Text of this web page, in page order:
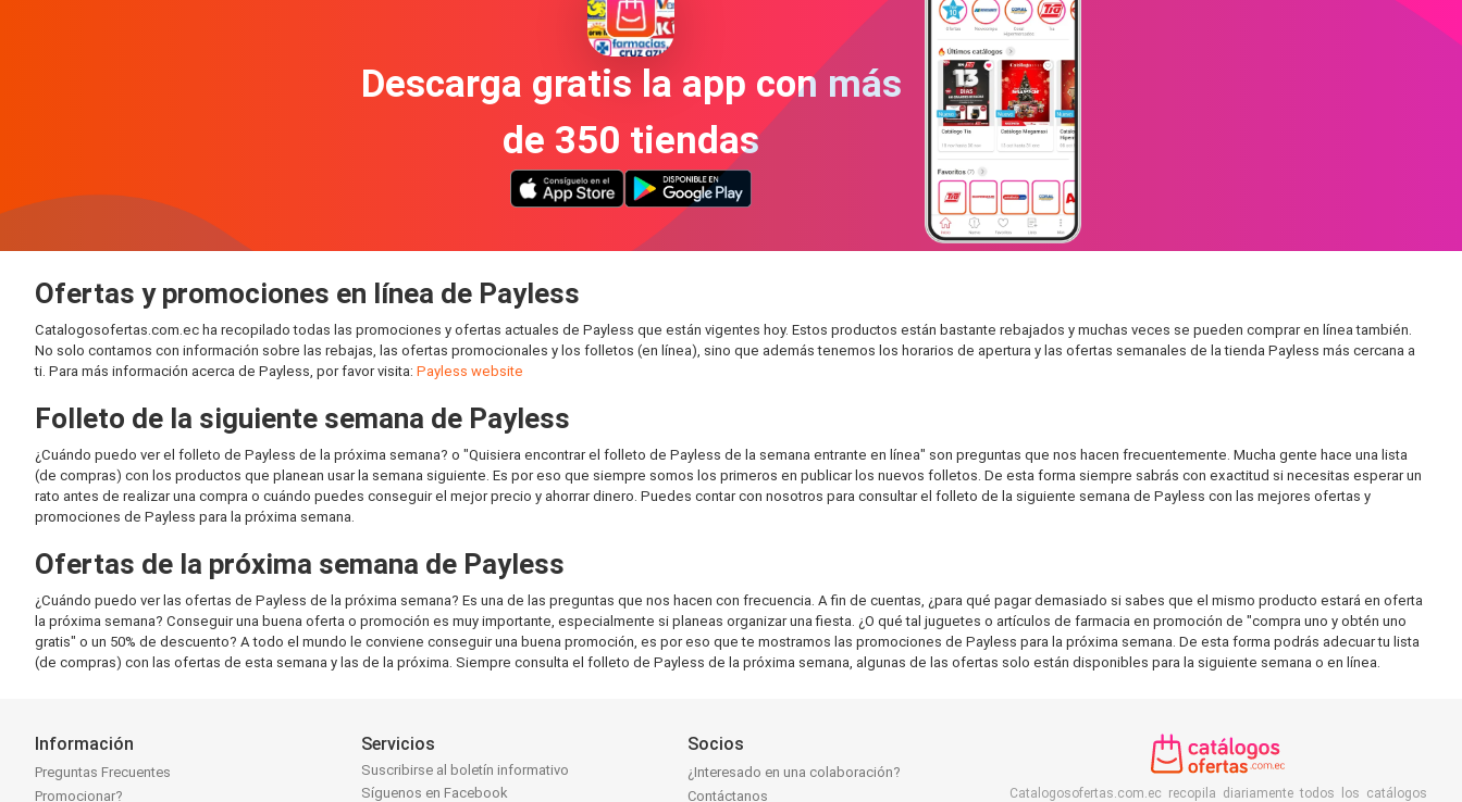
Descarga gratis la app con más
de 350 tiendas
Ofertas y promociones en línea de Payless
Catalogosofertas.com.ec ha recopilado todas las promociones y ofertas actuales de Payless que están vigentes hoy. Estos productos están bastante rebajados y muchas veces se pueden comprar en línea también.
No solo contamos con información sobre las rebajas, las ofertas promocionales y los folletos (en línea), sino que además tenemos los horarios de apertura y las ofertas semanales de la tienda Payless más cercana a
ti. Para más información acerca de Payless, por favor visita: Payless website
Folleto de la siguiente semana de Payless
¿Cuándo puedo ver el folleto de Payless de la próxima semana? o "Quisiera encontrar el folleto de Payless de la semana entrante en línea" son preguntas que nos hacen frecuentemente. Mucha gente hace una lista
(de compras) con los productos que planean usar la semana siguiente. Es por eso que siempre somos los primeros en publicar los nuevos folletos. De esta forma siempre sabrás con exactitud si necesitas esperar un
rato antes de realizar una compra o cuándo puedes conseguir el mejor precio y ahorrar dinero. Puedes contar con nosotros para consultar el folleto de la siguiente semana de Payless con las mejores ofertas y
promociones de Payless para la próxima semana.
Ofertas de la próxima semana de Payless
¿Cuándo puedo ver las ofertas de Payless de la próxima semana? Es una de las preguntas que nos hacen con frecuencia. A fin de cuentas, ¿para qué pagar demasiado si sabes que el mismo producto estará en oferta
la próxima semana? Conseguir una buena oferta o promoción es muy importante, especialmente si planeas organizar una fiesta. ¿O qué tal juguetes o artículos de farmacia en promoción de "compra uno y obtén uno
gratis" o un 50% de descuento? A todo el mundo le conviene conseguir una buena promoción, es por eso que te mostramos las promociones de Payless para la próxima semana. De esta forma podrás adecuar tu lista
(de compras) con las ofertas de esta semana y las de la próxima. Siempre consulta el folleto de Payless de la próxima semana, algunas de las ofertas solo están disponibles para la siguiente semana o en línea.
Información
Preguntas Frecuentes
Promocionar?
Servicios
Suscribirse al boletín informativo
Síguenos en Facebook
Socios
¿Interesado en una colaboración?
Contáctanos
Catalogosofertas.com.ec recopila diariamente todos los catálogos